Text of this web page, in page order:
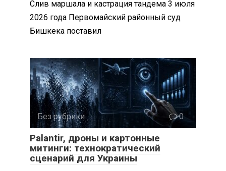
Слив маршала и кастрация тандема 3 июля
2026 года Первомайский районный суд
Бишкека поставил
Без рубрики 0
Palantir, дроны и картонные
митинги: технократический
сценарий для Украины